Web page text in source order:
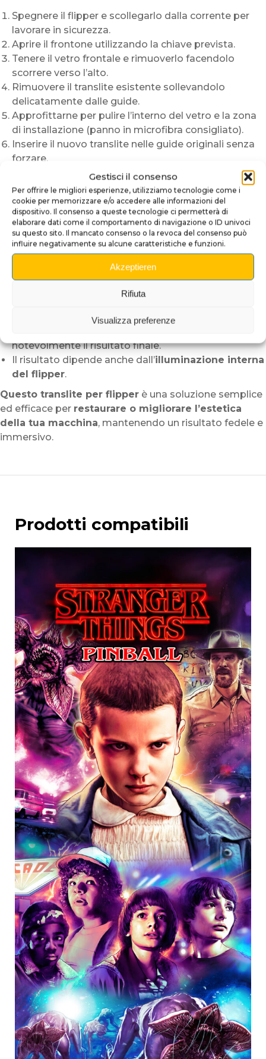
Gestisci il consenso
Per offrire le migliori esperienze, utilizziamo tecnologie come i
cookie per memorizzare e/o accedere alle informazioni del
dispositivo. Il consenso a queste tecnologie ci permetterà di
elaborare dati come il comportamento di navigazione o ID univoci
su questo sito. Il mancato consenso o la revoca del consenso può
influire negativamente su alcune caratteristiche e funzioni.
Akzeptieren
Rifiuta
Visualizza preferenze
Spegnere il flipper e scollegarlo dalla corrente per
lavorare in sicurezza.
Aprire il frontone utilizzando la chiave prevista.
Tenere il vetro frontale e rimuoverlo facendolo
scorrere verso l’alto.
Rimuovere il translite esistente sollevandolo
delicatamente dalle guide.
Approfittarne per pulire l’interno del vetro e la zona
di installazione (panno in microfibra consigliato).
Inserire il nuovo translite nelle guide originali senza
forzare.
Verificare il corretto posizionamento: centrato,
allineato con l’illuminazione e senza spostamenti.
Riposizionare il vetro frontale correttamente nelle
guide.
Chiudere e bloccare il frontone.
Riaccendere il flipper e controllare il risultato visivo
con retroilluminazione attiva.
Consigli importanti:
Evitare qualsiasi flessione eccessiva del supporto.
notevolmente il risultato finale.
Il risultato dipende anche dall’illuminazione interna
del flipper.
Questo translite per flipper è una soluzione semplice
ed efficace per restaurare o migliorare l’estetica
della tua macchina, mantenendo un risultato fedele e
immersivo.
Prodotti compatibili